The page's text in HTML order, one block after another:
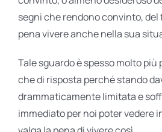
segni che rendono convinto, del
pena vivere anche nella sua
Tale sguardo è spesso molto più
che di risposta perché stando
drammaticamente limitata e
immediato per noi poter vedere